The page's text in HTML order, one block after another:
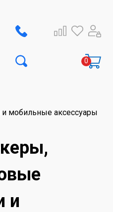
мобильные аксессуары
и